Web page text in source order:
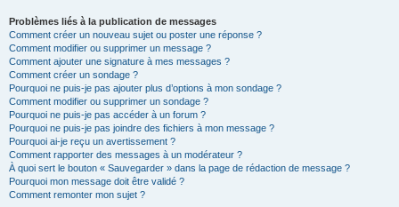
Problèmes liés à la publication de messages
Comment créer un nouveau sujet ou poster une réponse ?
Comment modifier ou supprimer un message ?
Comment ajouter une signature à mes messages ?
Comment créer un sondage ?
Pourquoi ne puis-je pas ajouter plus d’options à mon sondage ?
Comment modifier ou supprimer un sondage ?
Pourquoi ne puis-je pas accéder à un forum ?
Pourquoi ne puis-je pas joindre des fichiers à mon message ?
Pourquoi ai-je reçu un avertissement ?
Comment rapporter des messages à un modérateur ?
À quoi sert le bouton « Sauvegarder » dans la page de rédaction de message ?
Pourquoi mon message doit être validé ?
Comment remonter mon sujet ?